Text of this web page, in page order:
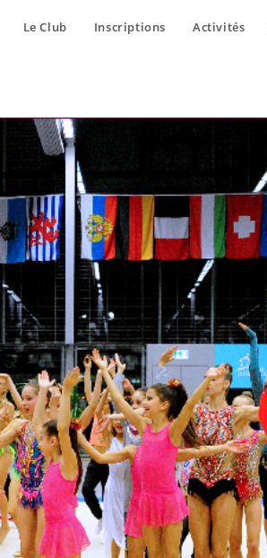
Le Club Inscriptions Activités